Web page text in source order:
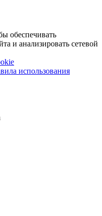
обеспечивать
и анализировать сетевой
использования